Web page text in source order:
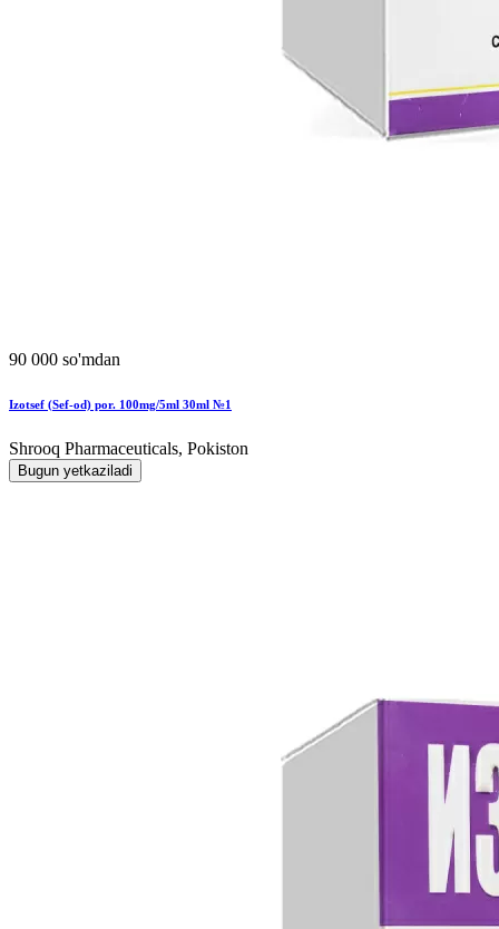
90 000 so'mdan
Izotsef (Sef-od) por. 100mg/5ml 30ml №1
Shrooq Pharmaceuticals, Pokiston
Bugun yetkaziladi